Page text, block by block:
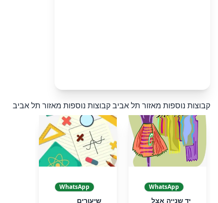
קבוצות נוספות מאזור תל אביבקבוצות נוספות מאזור תל אביב
WhatsApp
יד שנייה אצל
WhatsApp
שיעורים